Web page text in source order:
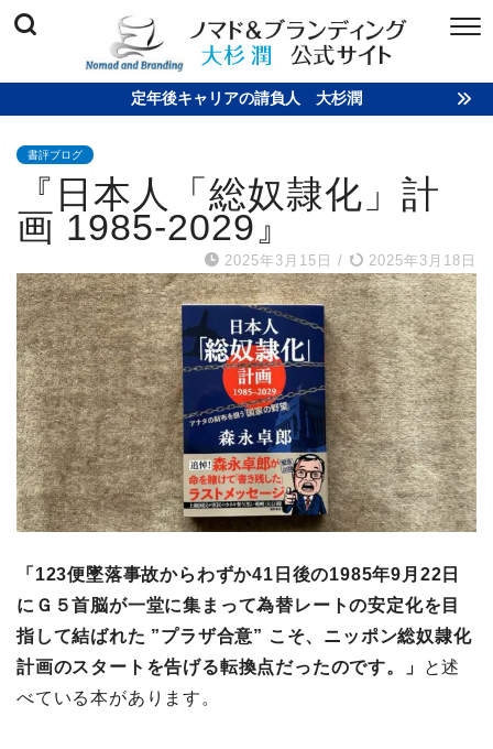
定年後キャリアの請負人 大杉潤
書評ブログ
『日本人「総奴隷化」計
画 1985-2029』
2025年3月15日 / 2025年3月18日
「123便墜落事故からわずか41日後の1985年9月22日
にＧ５首脳が一堂に集まって為替レートの安定化を目
指して結ばれた ”プラザ合意” こそ、ニッポン総奴隷化
計画のスタートを告げる転換点だったのです。」
と述
べている本があります。